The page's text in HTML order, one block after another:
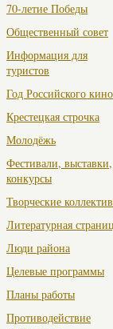
70-летие Победы
Общественный совет
Информация для
туристов
Год Российского кино
Крестецкая строчка
Молодёжь
Фестивали, выставки,
конкурсы
Творческие
Литературная
Люди района
Целевые программы
Планы работы
Противодействие